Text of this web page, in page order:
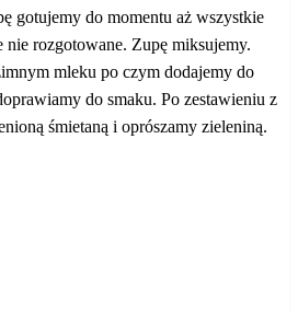
gotujemy do momentu aż wszystkie
nie rozgotowane. Zupę miksujemy.
mleku po czym dodajemy do
do smaku. Po zestawieniu z
śmietaną i oprószamy zieleniną.